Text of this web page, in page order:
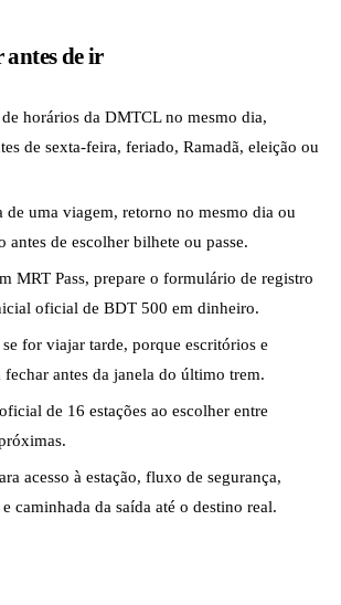
de ir
horários da DMTCL no mesmo dia,
de sexta-feira, feriado, Ramadã, eleição ou
de uma viagem, retorno no mesmo dia ou
antes de escolher bilhete ou passe.
MRT Pass, prepare o formulário de registro
oficial de BDT 500 em dinheiro.
for viajar tarde, porque escritórios e
fechar antes da janela do último trem.
de 16 estações ao escolher entre
acesso à estação, fluxo de segurança,
caminhada da saída até o destino real.